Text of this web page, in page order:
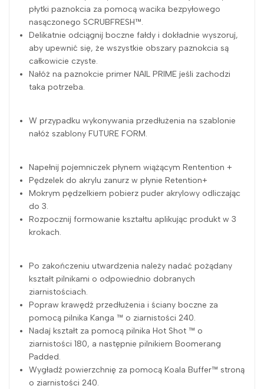
płytki paznokcia za pomocą wacika bezpyłowego
nasączonego SCRUBFRESH™.
Delikatnie odciągnij boczne fałdy i dokładnie wyszoruj,
aby upewnić się, że wszystkie obszary paznokcia są
całkowicie czyste.
Nałóż na paznokcie primer NAIL PRIME jeśli zachodzi
taka potrzeba.
W przypadku wykonywania przedłużenia na szablonie
nałóż szablony FUTURE FORM.
Napełnij pojemniczek płynem wiążącym Rentention +
Pędzelek do akrylu zanurz w płynie Retention+
Mokrym pędzelkiem pobierz puder akrylowy odliczając
do 3.
Rozpocznij formowanie kształtu aplikując produkt w 3
krokach.
Po zakończeniu utwardzenia należy nadać pożądany
kształt pilnikami o odpowiednio dobranych
ziarnistościach.
Popraw krawędź przedłużenia i ściany boczne za
pomocą pilnika Kanga ™ o ziarnistości 240.
Nadaj kształt za pomocą pilnika Hot Shot ™ o
ziarnistości 180, a następnie pilnikiem Boomerang
Padded.
Wygładź powierzchnię za pomocą Koala Buffer™ stroną
o ziarnistości 240.